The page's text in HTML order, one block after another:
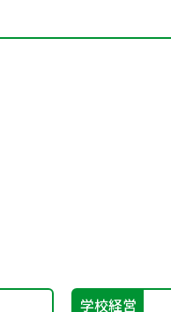
学校経営